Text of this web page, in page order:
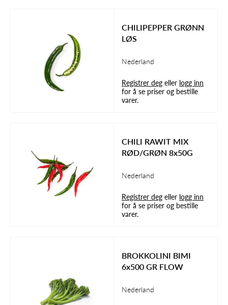
CHILIPEPPER GRØNN
LØS
Nederland
Registrer deg eller logg inn
for å se priser og bestille
varer.
CHILI RAWIT MIX
RØD/GRØN 8x50G
Nederland
Registrer deg eller logg inn
for å se priser og bestille
varer.
BROKKOLINI BIMI
6x500 GR FLOW
Nederland